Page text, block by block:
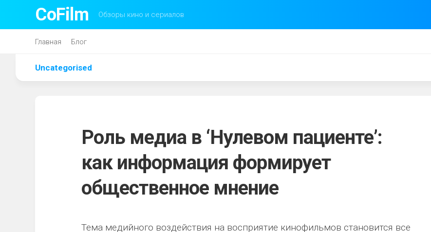
CoFilm Обзоры кино и сериалов
Главная Блог
Uncategorised
Роль медиа в ‘Нулевом пациенте’:
как информация формирует
общественное мнение
Тема медийного воздействия на восприятие кинофильмов становится все